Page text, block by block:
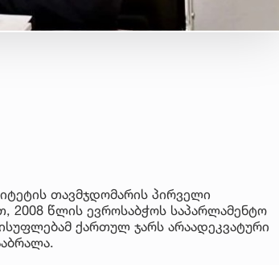
თავმჯდომარის პირველი
2008 წლის ევროსაბჭოს საპარლამენტო
ქართულ ჯარს არაადეკვატური